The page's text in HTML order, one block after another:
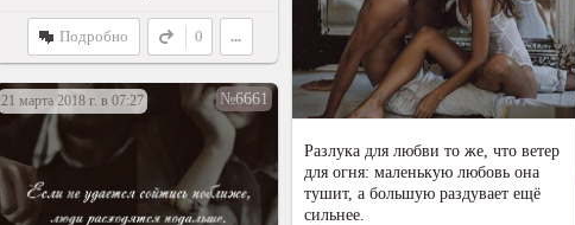
Подробно 0 ...
Разлука для любви то же, что ветер
для огня: маленькую любовь она
тушит, а большую раздувает ещё
сильнее.
21 марта 2018 г. в 07:27 №6661